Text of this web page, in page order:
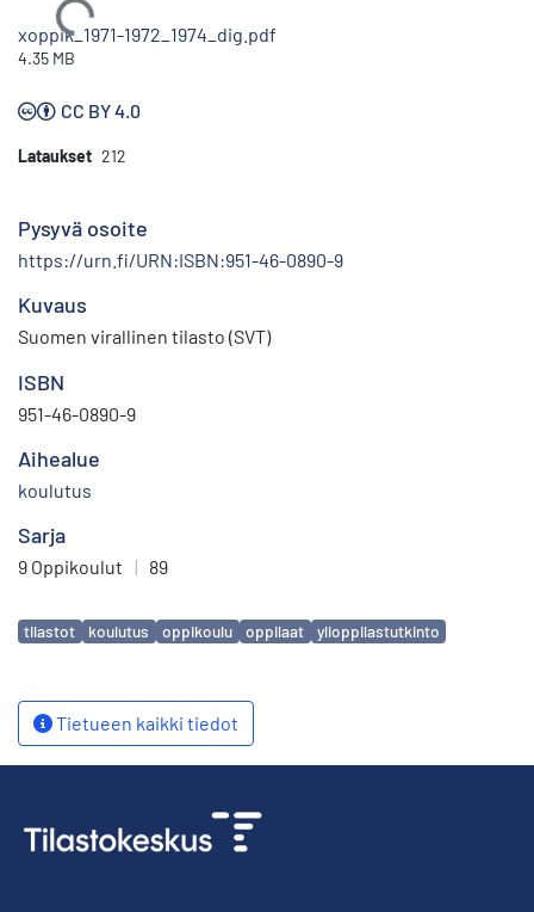
Ladataan...
xoppik_1971-1972_1974_dig.pdf
4.35 MB
CC BY 4.0
Lataukset 212
Pysyvä osoite
https://urn.fi/URN:ISBN:951-46-0890-9
Kuvaus
Suomen virallinen tilasto (SVT)
ISBN
951-46-0890-9
Aihealue
koulutus
Sarja
9 Oppikoulut | 89
Avainsanat
tilastot koulutus oppikoulu oppilaat ylioppilastutkinto
Tietueen kaikki tiedot